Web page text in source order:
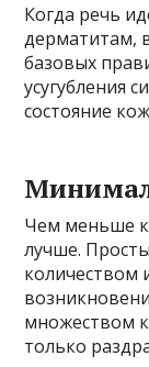
Когда речь
дерматитам,
базовых
усугубления
состояние
Чем меньше
лучше.
количеством
множеством
только